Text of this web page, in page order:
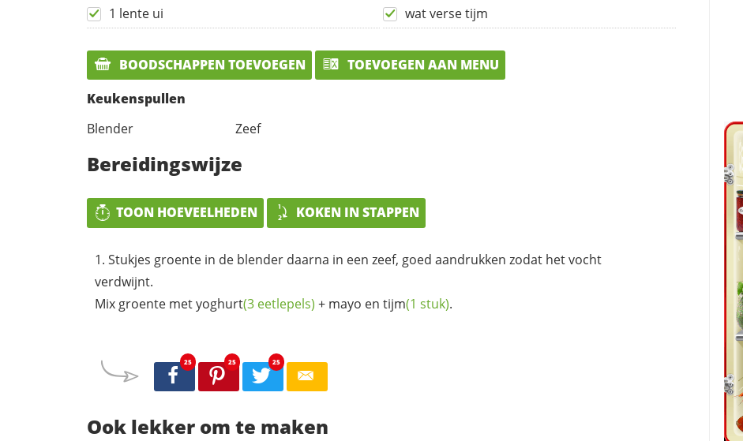
1 lente ui
wat verse tijm
BOODSCHAPPEN TOEVOEGEN
TOEVOEGEN AAN MENU
Keukenspullen
Blender
Zeef
Bereidingswijze
TOON HOEVEELHEDEN KOKEN IN STAPPEN
Stukjes groente in de blender daarna in een zeef, goed aandrukken zodat het vocht
verdwijnt.
Mix groente metyoghurt(3 eetlepels) + mayo en tijm(1 stuk).
25 25 25
Ook lekker om te maken